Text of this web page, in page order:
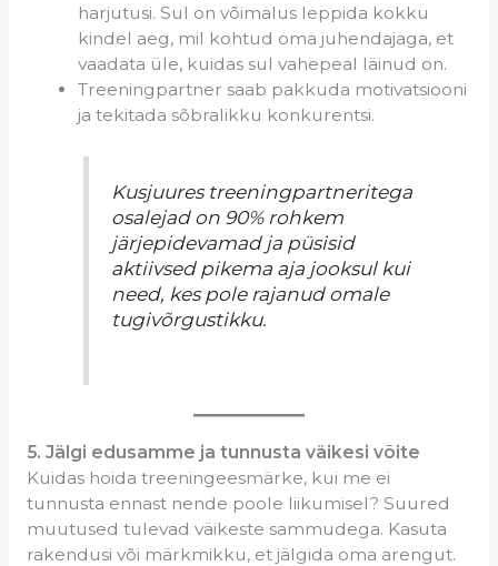
harjutusi. Sul on võimalus leppida kokku
kindel aeg, mil kohtud oma juhendajaga, et
vaadata üle, kuidas sul vahepeal läinud on.
Treeningpartner saab pakkuda motivatsiooni
ja tekitada sõbralikku konkurentsi.
Kusjuures treeningpartneritega
osalejad on 90% rohkem
järjepidevamad ja püsisid
aktiivsed pikema aja jooksul kui
need, kes pole rajanud omale
tugivõrgustikku.
5. Jälgi edusamme ja tunnusta väikesi võite
Kuidas hoida treeningeesmärke, kui me ei
tunnusta ennast nende poole liikumisel? Suured
muutused tulevad väikeste sammudega. Kasuta
rakendusi või märkmikku, et jälgida oma arengut.